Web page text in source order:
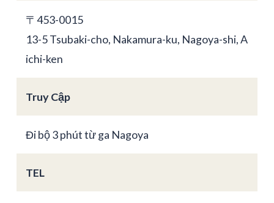
〒453-0015
13-5 Tsubaki-cho, Nakamura-ku, Nagoya-shi, A
ichi-ken
Truy Cập
Đi bộ 3 phút từ ga Nagoya
TEL